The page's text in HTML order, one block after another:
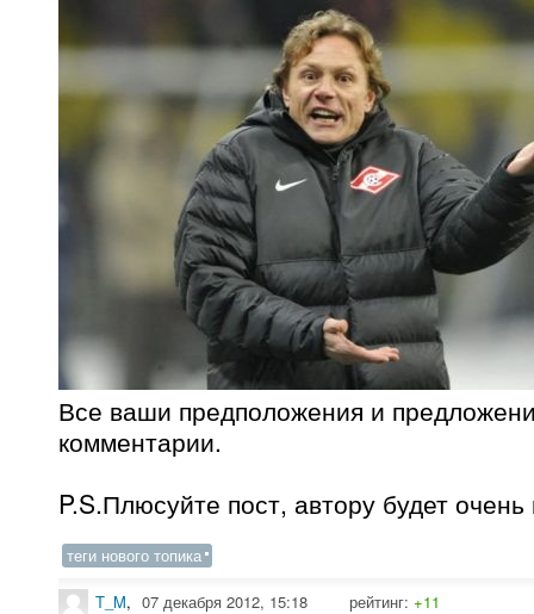
Все ваши предположения и
комментарии.
P.S.Плюсуйте пост, автору будет очень
теги нового топика
T_M, 07 декабря 2012, 15:18 рейтинг: +11